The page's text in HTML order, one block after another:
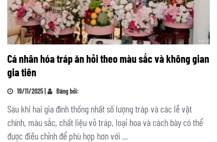
Cá nhân hóa tráp ăn hỏi theo màu sắc và không gian
gia tiên
19/11/2025 | Đăng bởi:
Sau khi hai gia đình thống nhất số lượng tráp và các lễ vật
chính, màu sắc, chất liệu vỏ tráp, loại hoa và cách bày có thể
được điều chỉnh để phù hợp hơn với ...